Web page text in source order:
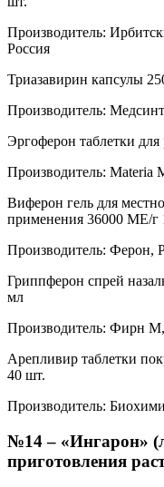
Производитель:
Россия
Триазавирин капсулы
Производитель:
Эргоферон таблетки
Производитель: Materia
Виферон гель для
применения 36000 МЕ/г
Производитель: Ферон,
Гриппферон спрей
мл
Производитель: Фирн
Арепливир таблетки
40 шт.
Производитель:
№14 – «Ингарон»
приготовления